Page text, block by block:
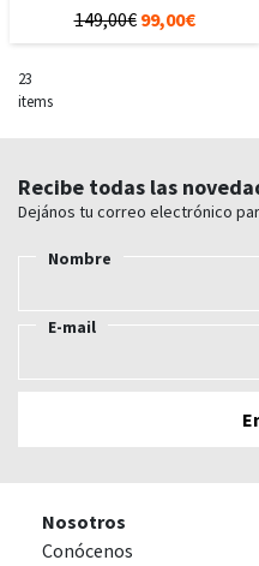
149,00€ 99,00€
23
items
Recibe todas las
Dejános tu correo electrónico
Nombre
E-mail
Nosotros
Conócenos